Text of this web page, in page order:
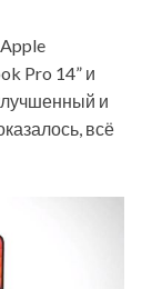
Pro 14” и
и
всё